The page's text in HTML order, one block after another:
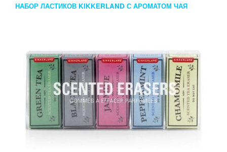
НАБОР ЛАСТИКОВ KIKKERLAND С АРОМАТОМ ЧАЯ